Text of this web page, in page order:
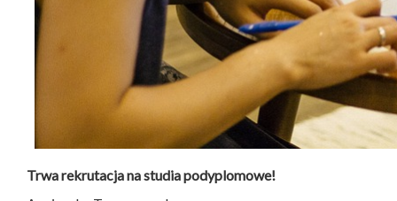
Trwa rekrutacja na studia podyplomowe!